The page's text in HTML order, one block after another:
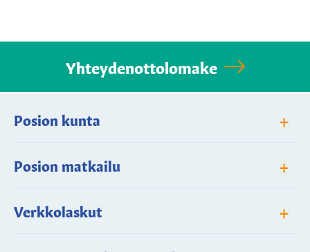
Yhteydenottolomake
Posion kunta +
Posion matkailu +
Verkkolaskut +